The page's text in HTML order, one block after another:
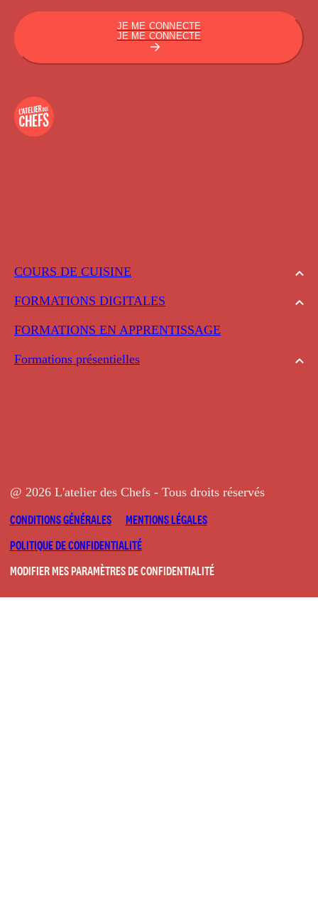
COURS DE CUISINE
FORMATIONS DIGITALES
FORMATIONS EN APPRENTISSAGE
Formations présentielles
JE ME CONNECTE
JE ME CONNECTE
@ 2026 L'atelier des Chefs - Tous droits réservés
CONDITIONS GÉNÉRALES
MENTIONS LÉGALES
POLITIQUE DE CONFIDENTIALITÉ
MODIFIER MES PARAMÈTRES DE CONFIDENTIALITÉ